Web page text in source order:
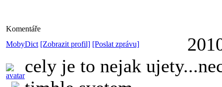
Komentáře
MobyDict [Zobrazit profil] [Poslat zprávu]
cely je to nejak